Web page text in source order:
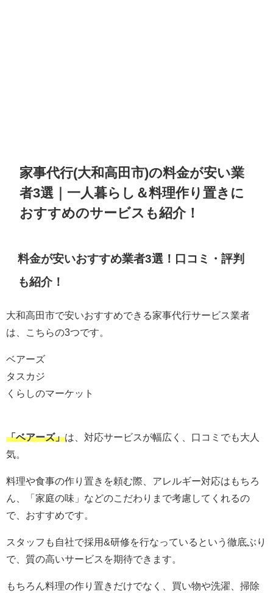
家事代行(大和高田市)の料金が安い業
者3選｜一人暮らし＆料理作り置きに
おすすめのサービスも紹介！
料金が安いおすすめ業者3選！口コミ・評判
も紹介！
大和高田市で安いおすすめできる家事代行サービス業者
は、こちらの3つです。
ベアーズ
タスカジ
くらしのマーケット
「ベアーズ」は、対応サービスが幅広く、口コミでも大人
気。
料理や食事の作り置きを頼む際、アレルギー対応はもちろ
ん、「家庭の味」などのこだわりまで考慮してくれるの
で、おすすめです。
スタッフも自社で採用&研修を行なっているという徹底ぶり
で、質の高いサービスを期待できます。
もちろん料理の作り置きだけでなく、買い物や洗濯、掃除